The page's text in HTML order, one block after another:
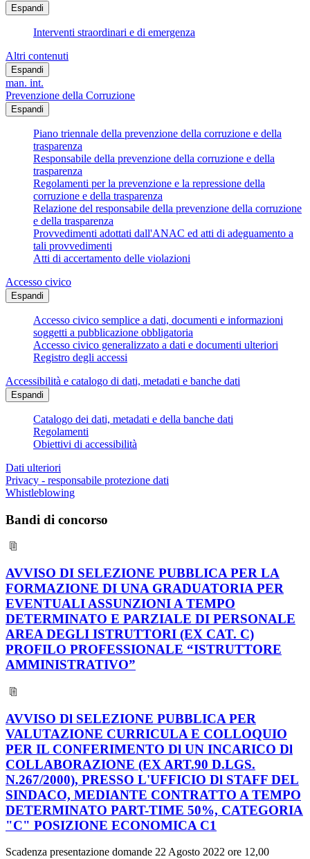
Espandi
Interventi straordinari e di emergenza
Altri contenuti
Espandi
man. int.
Prevenzione della Corruzione
Espandi
Piano triennale della prevenzione della corruzione e della
trasparenza
Responsabile della prevenzione della corruzione e della
trasparenza
Regolamenti per la prevenzione e la repressione della
corruzione e della trasparenza
Relazione del responsabile della prevenzione della corruzione
e della trasparenza
Provvedimenti adottati dall'ANAC ed atti di adeguamento a
tali provvedimenti
Atti di accertamento delle violazioni
Accesso civico
Espandi
Accesso civico semplice a dati, documenti e informazioni
soggetti a pubblicazione obbligatoria
Accesso civico generalizzato a dati e documenti ulteriori
Registro degli accessi
Accessibilità e catalogo di dati, metadati e banche dati
Espandi
Catalogo dei dati, metadati e della banche dati
Regolamenti
Obiettivi di accessibilità
Dati ulteriori
Privacy - responsabile protezione dati
Whistleblowing
Bandi di concorso
AVVISO DI SELEZIONE PUBBLICA PER LA
FORMAZIONE DI UNA GRADUATORIA PER
EVENTUALI ASSUNZIONI A TEMPO
DETERMINATO E PARZIALE DI PERSONALE
AREA DEGLI ISTRUTTORI (EX CAT. C)
PROFILO PROFESSIONALE “ISTRUTTORE
AMMINISTRATIVO”
AVVISO Dl SELEZIONE PUBBLICA PER
VALUTAZIONE CURRICULA E COLLOQUIO
PER IL CONFERIMENTO Dl UN INCARICO Dl
COLLABORAZIONE (EX ART.90 D.LGS.
N.267/2000), PRESSO L'UFFICIO Dl STAFF DEL
SINDACO, MEDIANTE CONTRATTO A TEMPO
DETERMINATO PART-TIME 50%, CATEGORIA
"C" POSIZIONE ECONOMICA C1
Scadenza presentazione domande 22 Agosto 2022 ore 12,00